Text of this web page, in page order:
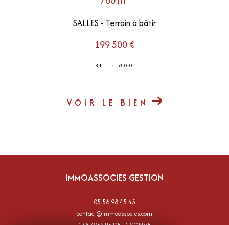
SALLES - Terrain à bâtir
199 500 €
REF : 800
VOIR LE BIEN
IMMOASSOCIES GESTION
05 56 98 45 45
contact@immoassocies.com